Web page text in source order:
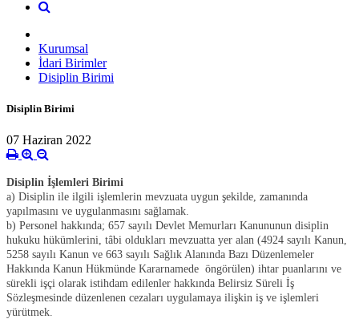
Kurumsal
İdari Birimler
Disiplin Birimi
Disiplin Birimi
07 Haziran 2022
Disiplin İşlemleri Birimi
a) Disiplin ile ilgili işlemlerin mevzuata uygun şekilde, zamanında
yapılmasını ve uygulanmasını sağlamak.
b) Personel hakkında; 657 sayılı Devlet Memurları Kanununun disiplin
hukuku hükümlerini, tâbi oldukları mevzuatta yer alan (4924 sayılı Kanun,
5258 sayılı Kanun ve 663 sayılı Sağlık Alanında Bazı Düzenlemeler
Hakkında Kanun Hükmünde Kararnamede öngörülen) ihtar puanlarını ve
sürekli işçi olarak istihdam edilenler hakkında Belirsiz Süreli İş
Sözleşmesinde düzenlenen cezaları uygulamaya ilişkin iş ve işlemleri
yürütmek.